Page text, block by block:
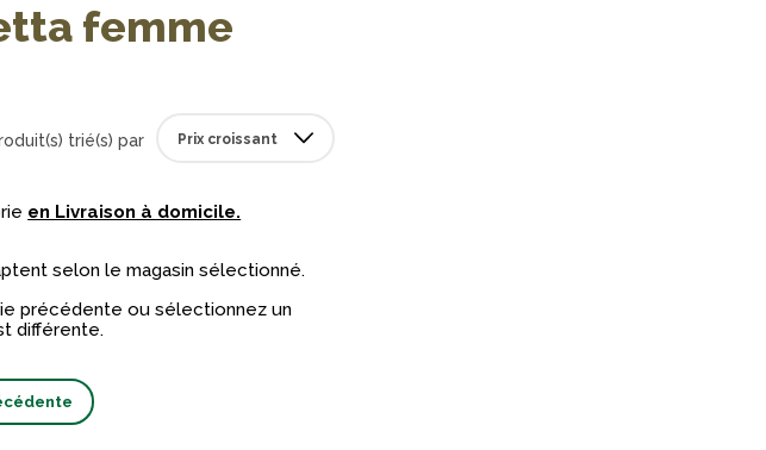
femme
trié(s) par
en Livraison à domicile.
selon le magasin sélectionné.
précédente ou sélectionnez un
différente.